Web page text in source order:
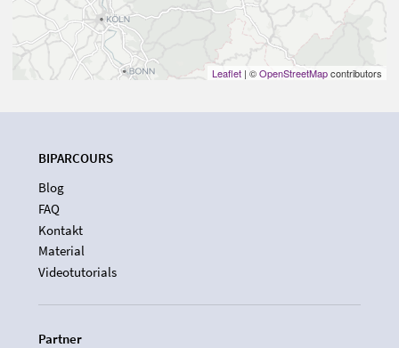
Leaflet | ©OpenStreetMapcontributors
BIPARCOURS
Blog
FAQ
Kontakt
Material
Videotutorials
Partner